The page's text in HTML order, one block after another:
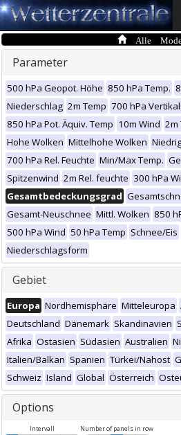
Alle
Parameter
500 hPa Geopot. Höhe 850 hPa Temp.
Niederschlag 2m Temp 700 hPa
850 hPa Pot. Äquiv. Temp 10m Wind 2m
Hohe Wolken Mittelhohe Wolken
700 hPa Rel. Feuchte Min/Max Temp.
Spitzenwind 2m Rel. feuchte 300 hPa
Gesamtbedeckungsgrad
Gesamt-Neuschnee Mittl. Wolken 850
500 hPa Wind 50 hPa Temp Schnee/Eis
Niederschlagsform
Gebiet
Europa Nordhemisphäre Mitteleuropa
Deutschland Dänemark Skandinavien
Afrika Ostasien Südasien Australien
Italien/Balkan Spanien Türkei/Nahost
Schweiz Island Global Österreich
Options
Intervall Number of panels in row